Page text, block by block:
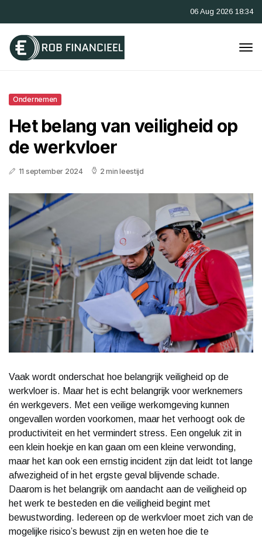
06 Aug 2026 18:34
Ondernemen
Het belang van veiligheid op
de werkvloer
11 september 2024 2 min leestijd
Vaak wordt onderschat hoe belangrijk veiligheid op de
werkvloer is. Maar het is echt belangrijk voor werknemers
én werkgevers. Met een veilige werkomgeving kunnen
ongevallen worden voorkomen, maar het verhoogt ook de
productiviteit en het vermindert stress. Een ongeluk zit in
een klein hoekje en kan gaan om een kleine verwonding,
maar het kan ook een ernstig incident zijn dat leidt tot lange
afwezigheid of in het ergste geval blijvende schade.
Daarom is het belangrijk om aandacht aan de veiligheid op
het werk te besteden en die veiligheid begint met
bewustwording. Iedereen op de werkvloer moet zich van de
mogelijke risico’s bewust zijn en weten hoe die te